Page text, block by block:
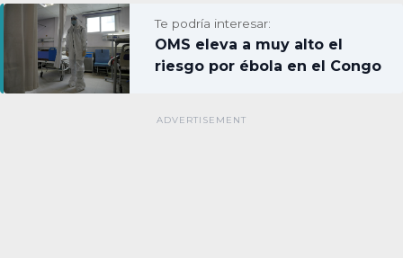
Te podría interesar:
OMS eleva a muy alto el
riesgo por ébola en el Congo